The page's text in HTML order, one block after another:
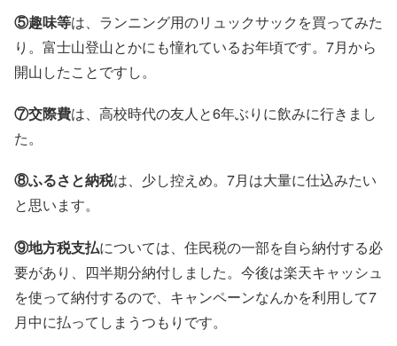
⑤趣味等は、ランニング用のリュックサックを買ってみた
り。富士山登山とかにも憧れているお年頃です。7月から
開山したことですし。
⑦交際費は、高校時代の友人と6年ぶりに飲みに行きまし
た。
⑧ふるさと納税は、少し控えめ。7月は大量に仕込みたい
と思います。
⑨地方税支払については、住民税の一部を自ら納付する必
要があり、四半期分納付しました。今後は楽天キャッシュ
を使って納付するので、キャンペーンなんかを利用して7
月中に払ってしまうつもりです。